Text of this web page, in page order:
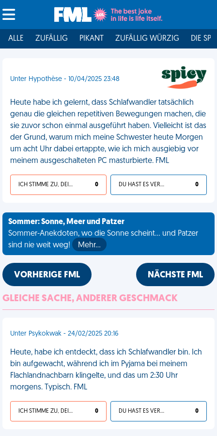
ALLE ZUFÄLLIG PIKANT ZUFÄLLIG WÜRZIG DIE
Unter Hypothèse - 10/04/2025 23:48
Heute habe ich gelernt, dass Schlafwandler tatsächlich
genau die gleichen repetitiven Bewegungen machen, die
sie zuvor schon einmal ausgeführt haben. Vielleicht ist das
der Grund, warum mich meine Schwester heute Morgen
um acht Uhr dabei ertappte, wie ich mich ausgiebig vor
meinem ausgeschalteten PC masturbierte. FML
ICH STIMME ZU, DEIN LEBEN IST SCHEISSE 0 DU HAST ES VERDIENT 0
Sommer: Sonne, Meer und Patzer
Sommer-Anekdoten, wo die Sonne scheint... und Patzer
sind nie weit weg!
Mehr…
VORHERIGE FML NÄCHSTE FML
GLEICHE SACHE, ANDERER GESCHMACK
Unter Psykokwak - 24/02/2025 20:16
Heute, habe ich entdeckt, dass ich Schlafwandler bin. Ich
bin aufgewacht, während ich im Pyjama bei meinem
Flachlandnachbarn klingelte, und das um 2:30 Uhr
morgens. Typisch. FML
ICH STIMME ZU, DEIN LEBEN IST SCHEISSE 0 DU HAST ES VERDIENT 0